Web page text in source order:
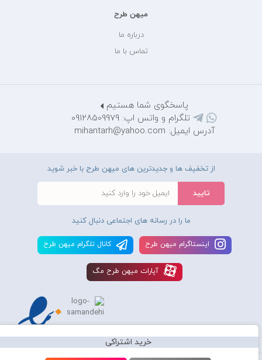
خرید اشتراکی
میهن طرح
درباره ما
تماس با ما
پاسخگوی شما هستیم
تلگرام و واتس اپ: 09128509979
آدرس ایمیل: mihantarh@yahoo.com
از تخفیف ها و جدیدترین های میهن طرح با خبر شوید
ما را در رسانه های اجتماعی دنبال کنید
اينستاگرام ميهن طرح کانال تلگرام ميهن طرح
آپارات ميهن طرح مگ